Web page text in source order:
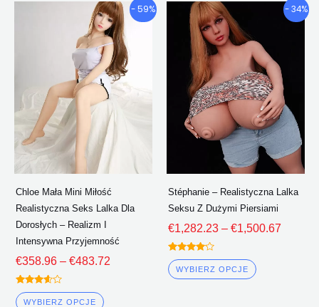
- 59%
Chloe Mała Mini Miłość
Realistyczna Seks Lalka Dla
Dorosłych – Realizm I
Intensywna Przyjemność
€358.96 – €483.72
Przedział
cenowy:
€358.96
Poprzez
€483.72
Oceniono
3.50WYBIERZ OPCJE
Ten
produkt
ma
wiele
wariantów.
Opcje
można
wybrać
na
produktu
- 34%
Stéphanie – Realistyczna Lalka
Seksu Z Dużymi Piersiami
€1,282.23 – €1,500.67
Oceniono
4.00
z 5
WYBIERZ OPCJE
ma
wiele
wariantów.
Opcje
można
wybrać
na
produktu